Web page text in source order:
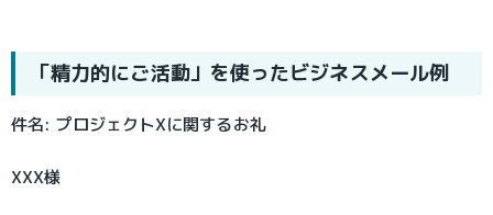
「精力的にご活動」を使ったビジネスメール例
件名: プロジェクトXに関するお礼
XXX様